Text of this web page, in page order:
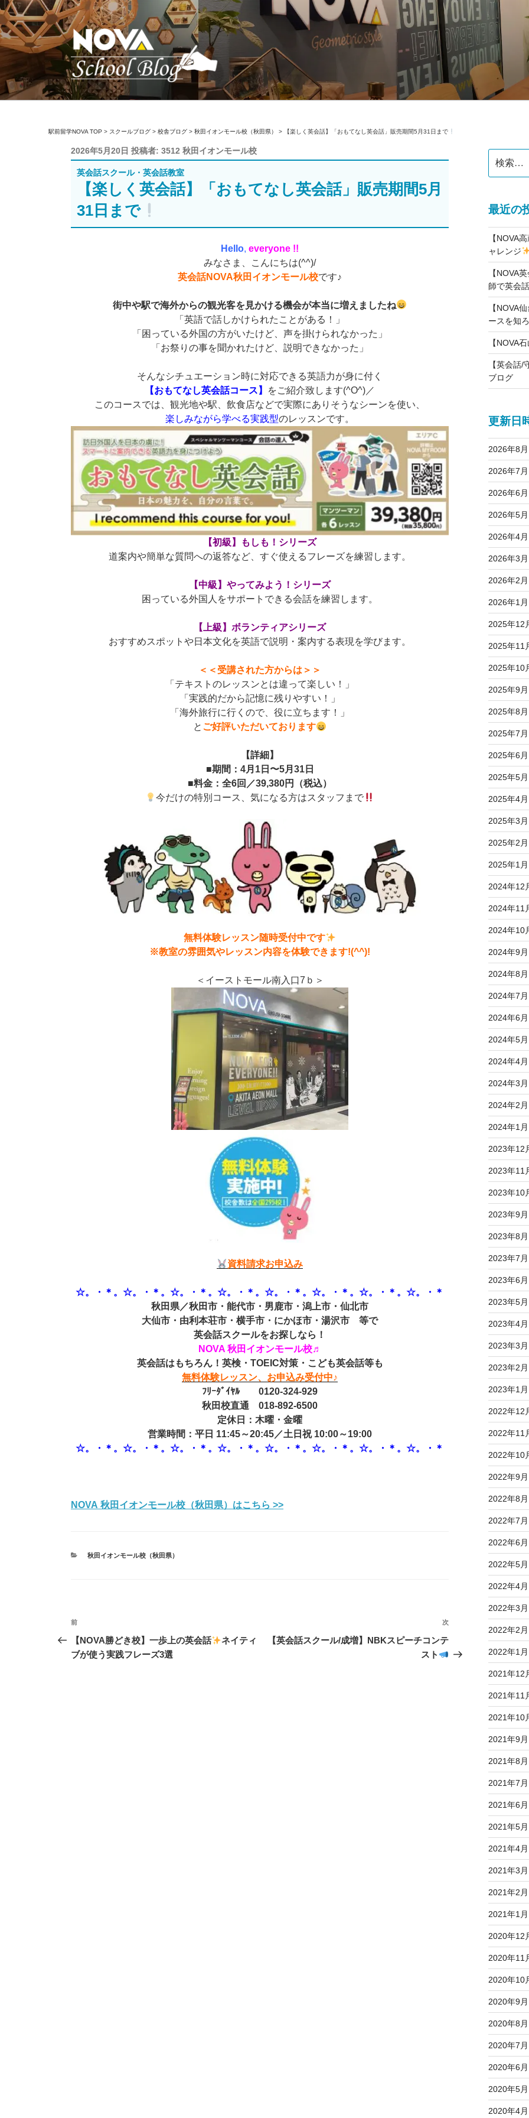
コ
ン
テ
ン
ス
駅前留学NOVA TOP > スクールブログ > 校舎ブログ > 秋田イオンモール校（秋田県） > 【楽しく英会話】「おもてなし英会話」販売期間5月31日まで
投
稿
日:
2026年5月20日 投稿者: 3512 秋田イオンモール校
英会話スクール・英会話教室
【楽しく英会話】「おもてなし英会話」販売期間5月
31日まで
Hello, everyone !!
みなさま、こんにちは(^^)/
英会話NOVA秋田イオンモール校です♪
街中や駅で海外からの観光客を見かける機会が本当に増えましたね
「英語で話しかけられたことがある！」
「困っている外国の方がいたけど、声を掛けられなかった」
「お祭りの事を聞かれたけど、説明できなかった」
そんなシチュエーション時に対応できる英語力が身に付く
【おもてなし英会話コース】
をご紹介致します(^O^)／
このコースでは、観光地や駅、飲食店などで実際にありそうなシーンを使い、
楽しみながら学べる実践型のレッスンです。
【初級】もしも！シリーズ
道案内や簡単な質問への返答など、すぐ使えるフレーズを練習します。
【中級】やってみよう！シリーズ
困っている外国人をサポートできる会話を練習します。
【上級】ボランティアシリーズ
おすすめスポットや日本文化を英語で説明・案内する表現を学びます。
＜＜受講された方からは＞＞
「テキストのレッスンとは違って楽しい！」
「実践的だから記憶に残りやすい！」
「海外旅行に行くので、役に立ちます！」
と ご好評いただいております
【詳細】
■期間：4月1日〜5月31日
■料金：全6回／39,380円（税込）
今だけの特別コース、気になる方はスタッフまで
無料体験レッスン随時受付中です
※教室の雰囲気やレッスン内容を体験できます!(^^)!
＜イーストモール南入口7ｂ＞
資料請求お申込み
☆。・＊。☆。・＊。☆。・＊。☆。・＊。☆。・＊。☆。・＊。☆。・＊。☆。・＊
秋田県／秋田市・能代市・男鹿市・潟上市・仙北市
大仙市・由利本荘市・横手市・にかほ市・湯沢市 等で
英会話スクールをお探しなら！
NOVA 秋田イオンモール校♬
英会話はもちろん！英検・TOEIC対策・こども英会話等も
無料体験レッスン、お申込み受付中♪
ﾌﾘｰﾀﾞｲﾔﾙ 0120-324-929
秋田校直通 018-892-6500
定休日：木曜・金曜
営業時間：平日 11:45～20:45／土日祝 10:00～19:00
☆。・＊。☆。・＊。☆。・＊。☆。・＊。☆。・＊。☆。・＊。☆。・＊。☆。・＊
NOVA 秋田イオンモール校（秋田県）はこちら >>
カ
秋田イオンモール校（秋田県）
投
稿
ナ
前
の
投
前
【NOVA勝どき校】一歩上の英会話
ネイティ
ブが使う実践フレーズ3選
次
の
投
次
【英会話スクール/成増】NBKスピーチコンテ
スト
索:
最近の
【NOVA
ャレンジ
【NOVA
師で英会
【NOVA
ースを知
【NOVA
【英会話/
ブログ
更新日
2026年8月
2026年7月
2026年6月
2026年5月
2026年4月
2026年3月
2026年2月
2026年1月
2025年12
2025年11
2025年10
2025年9月
2025年8月
2025年7月
2025年6月
2025年5月
2025年4月
2025年3月
2025年2月
2025年1月
2024年12
2024年11
2024年10
2024年9月
2024年8月
2024年7月
2024年6月
2024年5月
2024年4月
2024年3月
2024年2月
2024年1月
2023年12
2023年11
2023年10
2023年9月
2023年8月
2023年7月
2023年6月
2023年5月
2023年4月
2023年3月
2023年2月
2023年1月
2022年12
2022年11
2022年10
2022年9月
2022年8月
2022年7月
2022年6月
2022年5月
2022年4月
2022年3月
2022年2月
2022年1月
2021年12
2021年11
2021年10
2021年9月
2021年8月
2021年7月
2021年6月
2021年5月
2021年4月
2021年3月
2021年2月
2021年1月
2020年12
2020年11
2020年10
2020年9月
2020年8月
2020年7月
2020年6月
2020年5月
2020年4月